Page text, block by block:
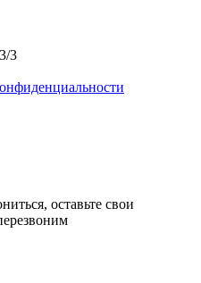
3
оставьте свои